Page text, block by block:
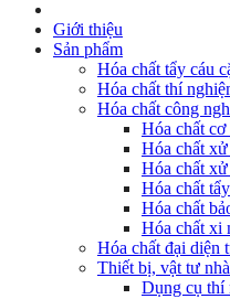
Giới thiệu
Sản phẩm
Hóa chất tẩy cáu
Hóa chất thí
Hóa chất công
Hóa chất cơ
Hóa chất
Hóa chất
Hóa chất
Hóa chất
Hóa chất xi
Hóa chất đại diện
Thiết bị, vật tư
Dụng cụ thí